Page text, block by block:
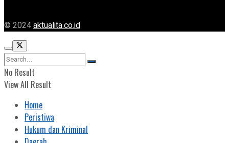
© 2024aktualita.co.id
No Result
View All Result
Home
Peristiwa
Hukum dan Kriminal